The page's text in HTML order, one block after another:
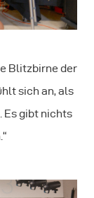
Blitzbirne der
sich an, als
Es gibt nichts